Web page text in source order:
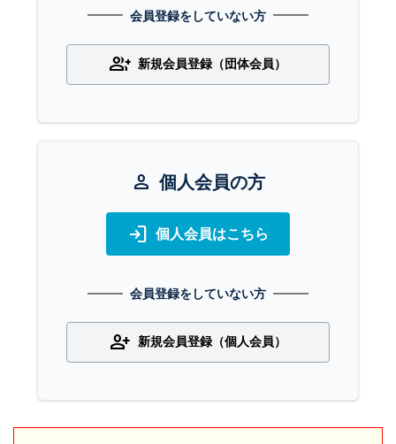
会員登録をしていない方
group_add 新規会員登録（団体会員）
person 個人会員の方
login 個人会員はこちら
会員登録をしていない方
person_add 新規会員登録（個人会員）